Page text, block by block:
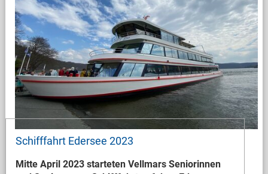
Schifffahrt Edersee 2023
Mitte April 2023 starteten Vellmars Seniorinnen